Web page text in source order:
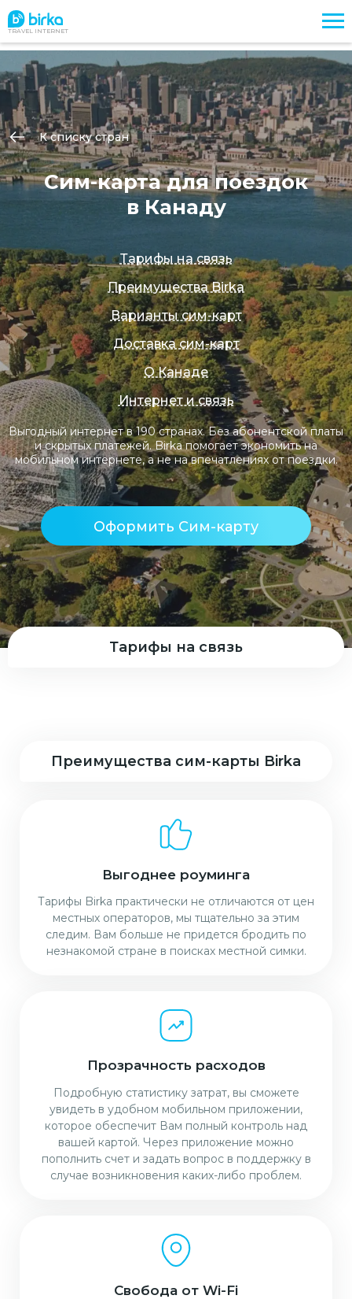
TRAVEL INTERNET
К списку стран
Сим-карта для поездок
в Канаду
Тарифы на связь
Преимущества Birka
Варианты сим-карт
Доставка сим-карт
О Канаде
Интернет и связь
Выгодный интернет в 190 странах. Без абонентской платы
и скрытых платежей. Birka помогает экономить на
мобильном интернете, а не на впечатлениях от поездки.
Оформить Сим-карту
Тарифы на связь
Преимущества сим-карты Birka
Выгоднее роуминга
Тарифы Birka практически не отличаются от цен
местных операторов, мы тщательно за этим
следим. Вам больше не придется бродить по
незнакомой стране в поисках местной симки.
Прозрачность расходов
Подробную статистику затрат, вы сможете
увидеть в удобном мобильном приложении,
которое обеспечит Вам полный контроль над
вашей картой. Через приложение можно
пополнить счет и задать вопрос в поддержку в
случае возникновения каких-либо проблем.
Свобода от Wi-Fi